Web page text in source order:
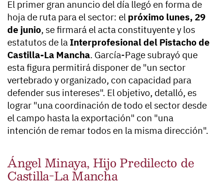
El primer gran anuncio del día llegó en forma de
hoja de ruta para el sector: el próximo lunes, 29
de junio, se firmará el acta constituyente y los
estatutos de la Interprofesional del Pistacho de
Castilla-La Mancha. García-Page subrayó que
esta figura permitirá disponer de "un sector
vertebrado y organizado, con capacidad para
defender sus intereses". El objetivo, detalló, es
lograr "una coordinación de todo el sector desde
el campo hasta la exportación" con "una
intención de remar todos en la misma dirección".
Ángel Minaya, Hijo Predilecto de
Castilla-La Mancha